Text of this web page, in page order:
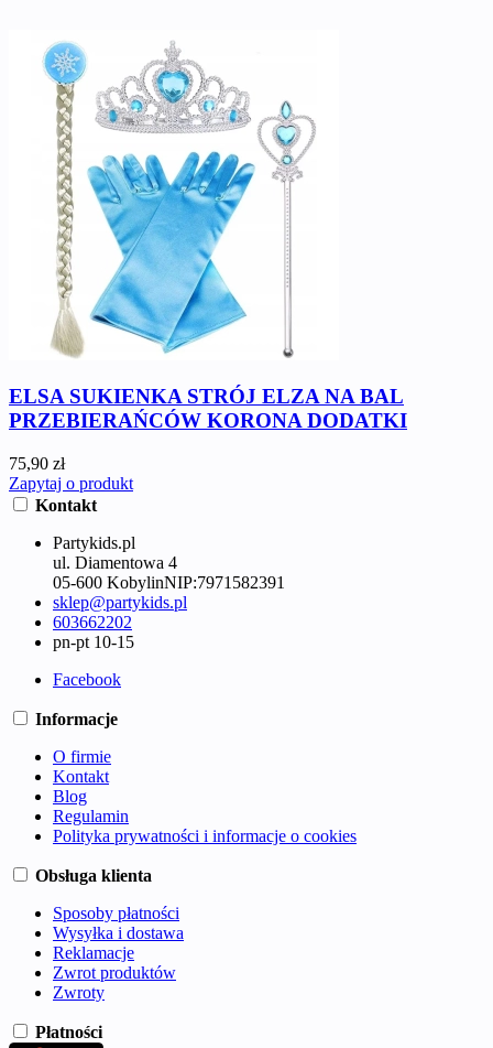
ELSA SUKIENKA STRÓJ ELZA NA BAL
PRZEBIERAŃCÓW KORONA DODATKI
75,90 zł
Zapytaj o produkt
Kontakt
Partykids.pl
ul. Diamentowa 4
05-600 KobylinNIP:7971582391
sklep@partykids.pl
603662202
pn-pt 10-15
Facebook
Informacje
O firmie
Kontakt
Blog
Regulamin
Polityka prywatności i informacje o cookies
Obsługa klienta
Sposoby płatności
Wysyłka i dostawa
Reklamacje
Zwrot produktów
Zwroty
Płatności